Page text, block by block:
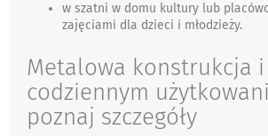
w szatni w domu kultury lub
zajęciami dla dzieci i młodzieży.
Metalowa konstrukcja
codziennym
poznaj szczegóły